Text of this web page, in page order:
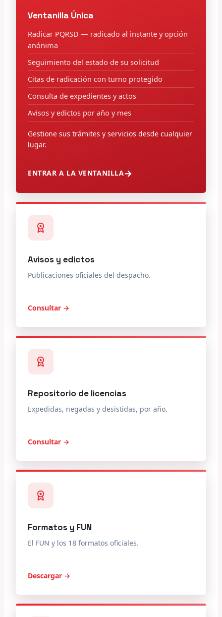
Ventanilla Única
Radicar PQRSD — radicado al instante y opción
anónima
Seguimiento del estado de su solicitud
Citas de radicación con turno protegido
Consulta de expedientes y actos
Avisos y edictos por año y mes
Gestione sus trámites y servicios desde cualquier
lugar.
ENTRAR A LA VENTANILLA
Avisos y edictos
Publicaciones oficiales del despacho.
Consultar →
Repositorio de licencias
Expedidas, negadas y desistidas, por año.
Consultar →
Formatos y FUN
El FUN y los 18 formatos oficiales.
Descargar →